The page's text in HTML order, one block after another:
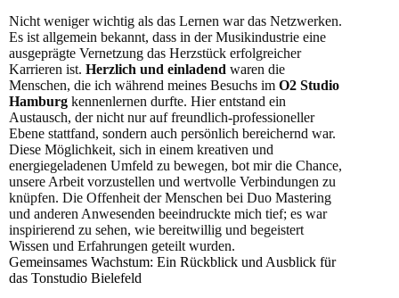
Nicht weniger wichtig als das Lernen war das Netzwerken.
Es ist allgemein bekannt, dass in der Musikindustrie eine
ausgeprägte Vernetzung das Herzstück erfolgreicher
Karrieren ist. Herzlich und einladend waren die
Menschen, die ich während meines Besuchs im O2 Studio
Hamburg kennenlernen durfte. Hier entstand ein
Austausch, der nicht nur auf freundlich-professioneller
Ebene stattfand, sondern auch persönlich bereichernd war.
Diese Möglichkeit, sich in einem kreativen und
energiegeladenen Umfeld zu bewegen, bot mir die Chance,
unsere Arbeit vorzustellen und wertvolle Verbindungen zu
knüpfen. Die Offenheit der Menschen bei Duo Mastering
und anderen Anwesenden beeindruckte mich tief; es war
inspirierend zu sehen, wie bereitwillig und begeistert
Wissen und Erfahrungen geteilt wurden.
Gemeinsames Wachstum: Ein Rückblick und Ausblick für
das Tonstudio Bielefeld